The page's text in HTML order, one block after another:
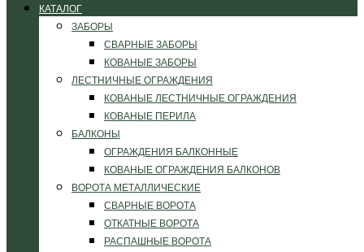
КАТАЛОГ
ЗАБОРЫ
СВАРНЫЕ ЗАБОРЫ
КОВАНЫЕ ЗАБОРЫ
ЛЕСТНИЧНЫЕ ОГРАЖДЕНИЯ
КОВАНЫЕ ЛЕСТНИЧНЫЕ ОГРАЖДЕНИЯ
КОВАНЫЕ ПЕРИЛА
БАЛКОНЫ
ОГРАЖДЕНИЯ БАЛКОННЫЕ
КОВАНЫЕ ОГРАЖДЕНИЯ БАЛКОНОВ
ВОРОТА МЕТАЛЛИЧЕСКИЕ
СВАРНЫЕ ВОРОТА
ОТКАТНЫЕ ВОРОТА
РАСПАШНЫЕ ВОРОТА